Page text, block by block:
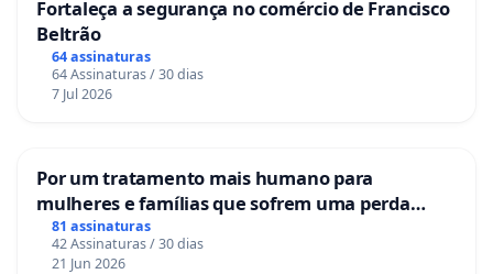
Fortaleça a segurança no comércio de Francisco
Beltrão
64 assinaturas
64 Assinaturas / 30 dias
7 Jul 2026
Por um tratamento mais humano para
mulheres e famílias que sofrem uma perda
gestacional nos hospitais portugueses
81 assinaturas
42 Assinaturas / 30 dias
21 Jun 2026